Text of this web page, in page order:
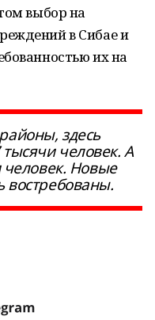
выбор на
в Сибае и
их на
здесь
человек. А
человек. Новые
востребованы.